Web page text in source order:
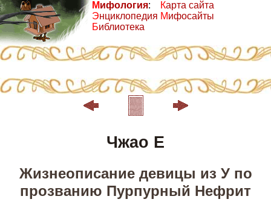
Мифология:
Энциклопедия
Библиотека
Карта сайта
Мифосайты
Чжао Е
Жизнеописание девицы из У по
прозванию Пурпурный Нефрит